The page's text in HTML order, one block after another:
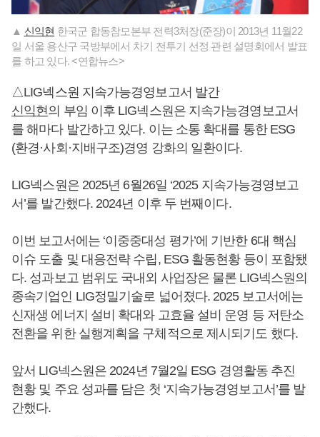
▲ 신익현 한국군 합동참모본부 전력3처장(준장)이 2013년 11월22
일 서울 용산구 국방부에서 차기 전투기 선정 관련 설명회에서 발표
를 하고 있다. <연합뉴스>
△LIG넥스원 지속가능경영보고서 발간
신익현의 부임 이후 LIG넥스원은 지속가능경영보고서
를 해마다 발간하고 있다. 이는 소통 확대를 통한 ESG
(환경·사회·지배구조)경영 강화의 일환이다.
LIG넥스원은 2025년 6월26일 ‘2025 지속가능경영보고
서’를 발간했다. 2024년 이후 두 번째이다.
이번 보고서에는 ‘이중중대성 평가’에 기반한 6대 핵심
이슈 도출 및 대응전략 수립, ESG 활동현황 등이 포함됐
다. 성과보고 범위도 국내외 사업장은 물론 LIG넥스원의
종속기업인 LIG정밀기술로 넓어졌다. 2025 보고서에는
신재생 에너지 설비 확대와 고효율 설비 운영 등 저탄소
전환을 위한 실행계획을 구체적으로 제시되기도 했다.
앞서 LIG넥스원은 2024년 7월2일 ESG 경영활동 추진
현황 및 주요 성과를 담은 첫 ‘지속가능경영보고서’를 발
간했다.